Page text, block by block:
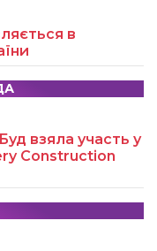
в
взяла участь у
Construction